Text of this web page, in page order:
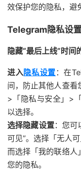
效保护您的隐私，避
Telegram隐私设
隐藏“最后上线”时间
进入隐私设置 ：在
间，防止其他人查看
>「隐私与安全」>
以选择。
选择隐藏设置：您可
可见”。选择「无人
而选择「我的联络人
您的隐私。